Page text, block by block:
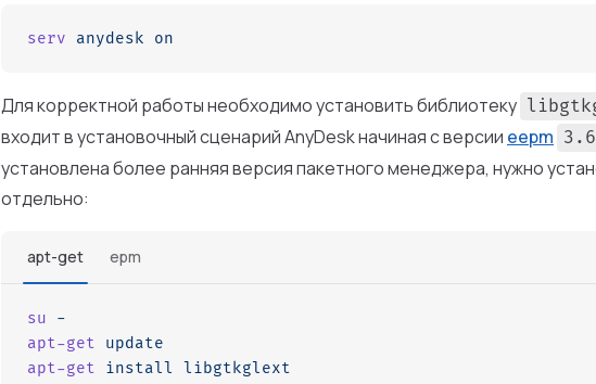
serv anydesk on
Для корректной работы необходимо установить библиотеку
входит в установочный сценарий AnyDesk начиная с версии eepm
установлена более ранняя версия пакетного менеджера, нужно
отдельно:
apt-get epm
su -
apt-get update
apt-get install libgtkglext